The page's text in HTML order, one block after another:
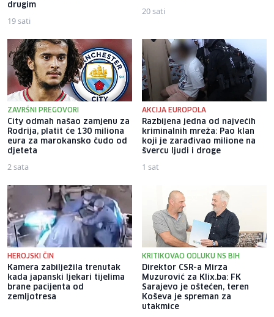
drugim
19 sati
20 sati
ZAVRŠNI PREGOVORI
City odmah našao zamjenu za
Rodrija, platit će 130 miliona
eura za marokansko čudo od
djeteta
2 sata
AKCIJA EUROPOLA
Razbijena jedna od najvećih
kriminalnih mreža: Pao klan
koji je zarađivao milione na
švercu ljudi i droge
1 sat
HEROJSKI ČIN
Kamera zabilježila trenutak
kada japanski ljekari tijelima
brane pacijenta od
zemljotresa
KRITIKOVAO ODLUKU NS BIH
Direktor CSR-a Mirza
Muzurović za Klix.ba: FK
Sarajevo je oštećen, teren
Koševa je spreman za
utakmice